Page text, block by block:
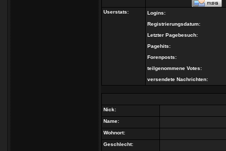
Userstats:
Logins:
Registrierungsdatum:
Letzter Pagebesuch:
Pagehits:
Forenposts:
teilgenommene Votes:
versendete Nachrichten:
Nick:
Name:
Wohnort:
Geschlecht: